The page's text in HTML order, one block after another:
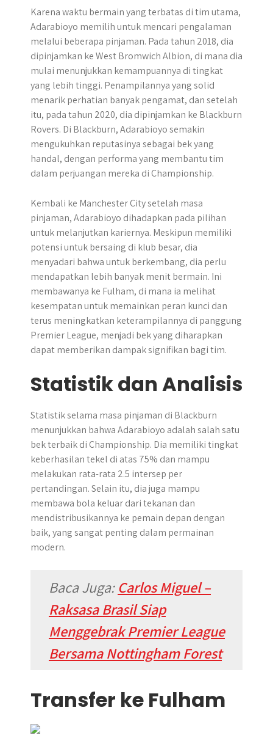
Karena waktu bermain yang terbatas di tim utama,
Adarabioyo memilih untuk mencari pengalaman
melalui beberapa pinjaman. Pada tahun 2018, dia
dipinjamkan ke West Bromwich Albion, di mana dia
mulai menunjukkan kemampuannya di tingkat
yang lebih tinggi. Penampilannya yang solid
menarik perhatian banyak pengamat, dan setelah
itu, pada tahun 2020, dia dipinjamkan ke Blackburn
Rovers. Di Blackburn, Adarabioyo semakin
mengukuhkan reputasinya sebagai bek yang
handal, dengan performa yang membantu tim
dalam perjuangan mereka di Championship.
Kembali ke Manchester City setelah masa
pinjaman, Adarabioyo dihadapkan pada pilihan
untuk melanjutkan kariernya. Meskipun memiliki
potensi untuk bersaing di klub besar, dia
menyadari bahwa untuk berkembang, dia perlu
mendapatkan lebih banyak menit bermain. Ini
membawanya ke Fulham, di mana ia melihat
kesempatan untuk memainkan peran kunci dan
terus meningkatkan keterampilannya di panggung
Premier League, menjadi bek yang diharapkan
dapat memberikan dampak signifikan bagi tim.
Statistik dan Analisis
Statistik selama masa pinjaman di Blackburn
menunjukkan bahwa Adarabioyo adalah salah satu
bek terbaik di Championship. Dia memiliki tingkat
keberhasilan tekel di atas 75% dan mampu
melakukan rata-rata 2.5 intersep per
pertandingan. Selain itu, dia juga mampu
membawa bola keluar dari tekanan dan
mendistribusikannya ke pemain depan dengan
baik, yang sangat penting dalam permainan
modern.
Baca Juga:Carlos Miguel –
Raksasa Brasil Siap
Menggebrak Premier League
Bersama Nottingham Forest
Transfer ke Fulham